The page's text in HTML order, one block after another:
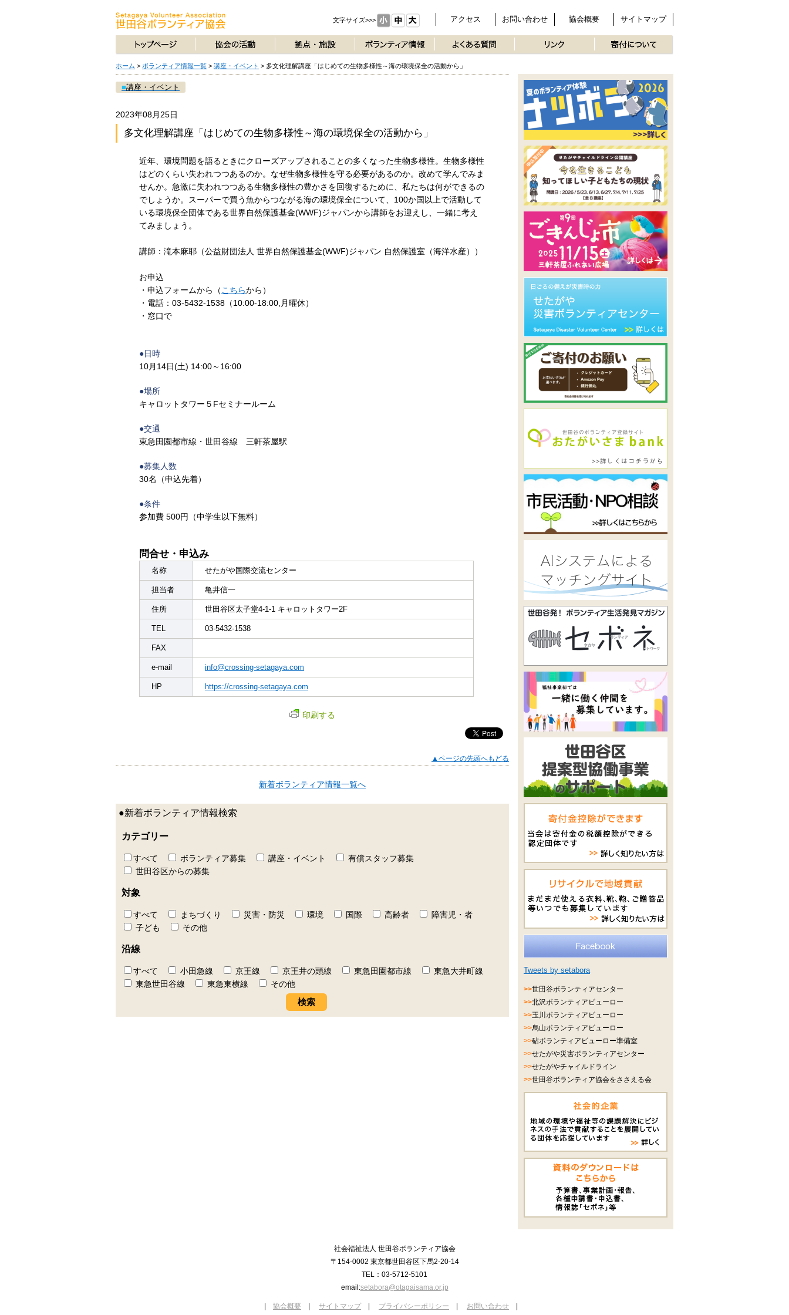
サイトマップ
協会概要
お問い合わせ
アクセス
文字サイズ>>>
ホーム > ボランティア情報一覧 > 講座・イベント > 多文化理解講座「はじめての生物多様性～海の環境保全の活動から」
■講座・イベント
2023年08月25日
多文化理解講座「はじめての生物多様性～海の環境保全の活動から」
近年、環境問題を語るときにクローズアップされることの多くなった生物多様性。生物多様性
はどのくらい失われつつあるのか。なぜ生物多様性を守る必要があるのか。改めて学んでみま
せんか。急激に失われつつある生物多様性の豊かさを回復するために、私たちは何ができるの
でしょうか。スーパーで買う魚からつながる海の環境保全について、100か国以上で活動して
いる環境保全団体である世界自然保護基金(WWF)ジャパンから講師をお迎えし、一緒に考え
てみましょう。
講師：滝本麻耶（公益財団法人 世界自然保護基金(WWF)ジャパン 自然保護室（海洋水産））
お申込
・申込フォームから（ こちらから）
・電話：03-5432-1538（10:00-18:00,月曜休）
・窓口で
●日時
10月14日(土) 14:00～16:00
●場所
キャロットタワー５Fセミナールーム
●交通
東急田園都市線・世田谷線 三軒茶屋駅
●募集人数
30名（申込先着）
●条件
参加費 500円（中学生以下無料）
問合せ・申込み
名称 せたがや国際交流センター
担当者 亀井信一
住所 世田谷区太子堂4-1-1 キャロットタワー2F
TEL 03-5432-1538
FAX
e-mail info@crossing-setagaya.com
HP https://crossing-setagaya.com
印刷する
▲ページの先頭へもどる
新着ボランティア情報一覧へ
●新着ボランティア情報検索
カテゴリー
すべて ボランティア募集 講座・イベント
有償スタッフ募集
世田谷区からの募集
対象
すべて まちづくり 災害・防災 環境 国際 高齢者
障害児・者
子ども
その他
沿線
すべて 小田急線 京王線 京王井の頭線 東急田園都市線
東急大井町線
東急世田谷線
東急東横線 その他
Tweets by setabora
>>世田谷ボランティアセンター
>>北沢ボランティアビューロー
>>玉川ボランティアビューロー
>>烏山ボランティアビューロー
>>砧ボランティアビューロー準備室
>>せたがや災害ボランティアセンター
>>せたがやチャイルドライン
>>世田谷ボランティア協会をささえる会
社会福祉法人 世田谷ボランティア協会
〒154-0002 東京都世田谷区下馬2-20-14
TEL：03-5712-5101
email:setabora@otagaisama.or.jp
協会概要 サイトマップ プライバシーポリシー お問い合わせ